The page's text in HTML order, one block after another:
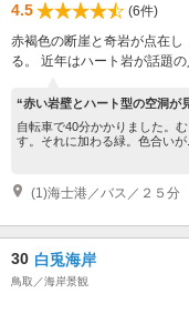
4.5
(6件)
赤褐色の断崖と奇岩が点在
る。 近年はハート岩が話題の
“赤い岩壁とハート型の空洞が
自転車で40分かかりました。
す。それに加わる緑。色合いが...
(1)海士港／バス／２５分
30 白兎海岸
鳥取／海岸景観